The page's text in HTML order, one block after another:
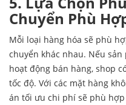
Chuyển Phù
Mỗi loại hàng hóa sẽ phù
chuyển khác nhau. Nếu
hoạt động bán hàng, shop
tốc độ. Với các mặt hàng
án tối ưu chi phí sẽ phù